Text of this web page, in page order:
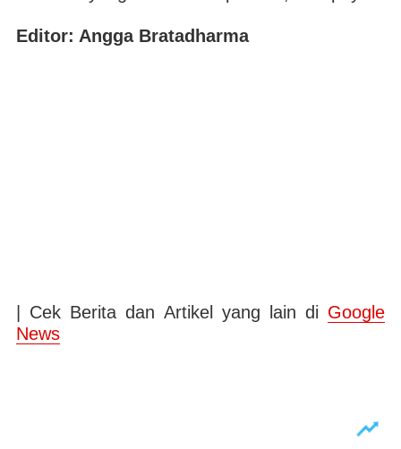
Editor: Angga Bratadharma
| Cek Berita dan Artikel yang lain di Google
News